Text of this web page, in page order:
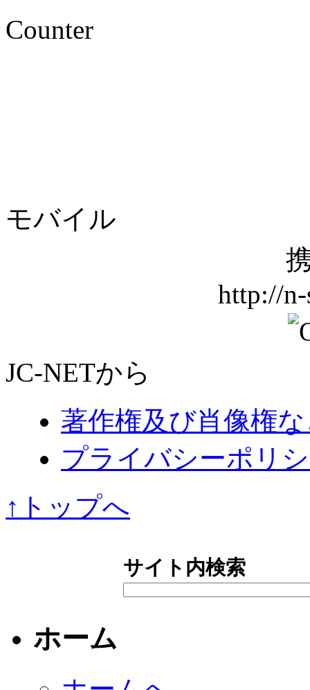
Counter
モバイル
http://
JC-NETから
著作権及び肖像権
プライバシーポリ
↑トップへ
サイト内検索
ホーム